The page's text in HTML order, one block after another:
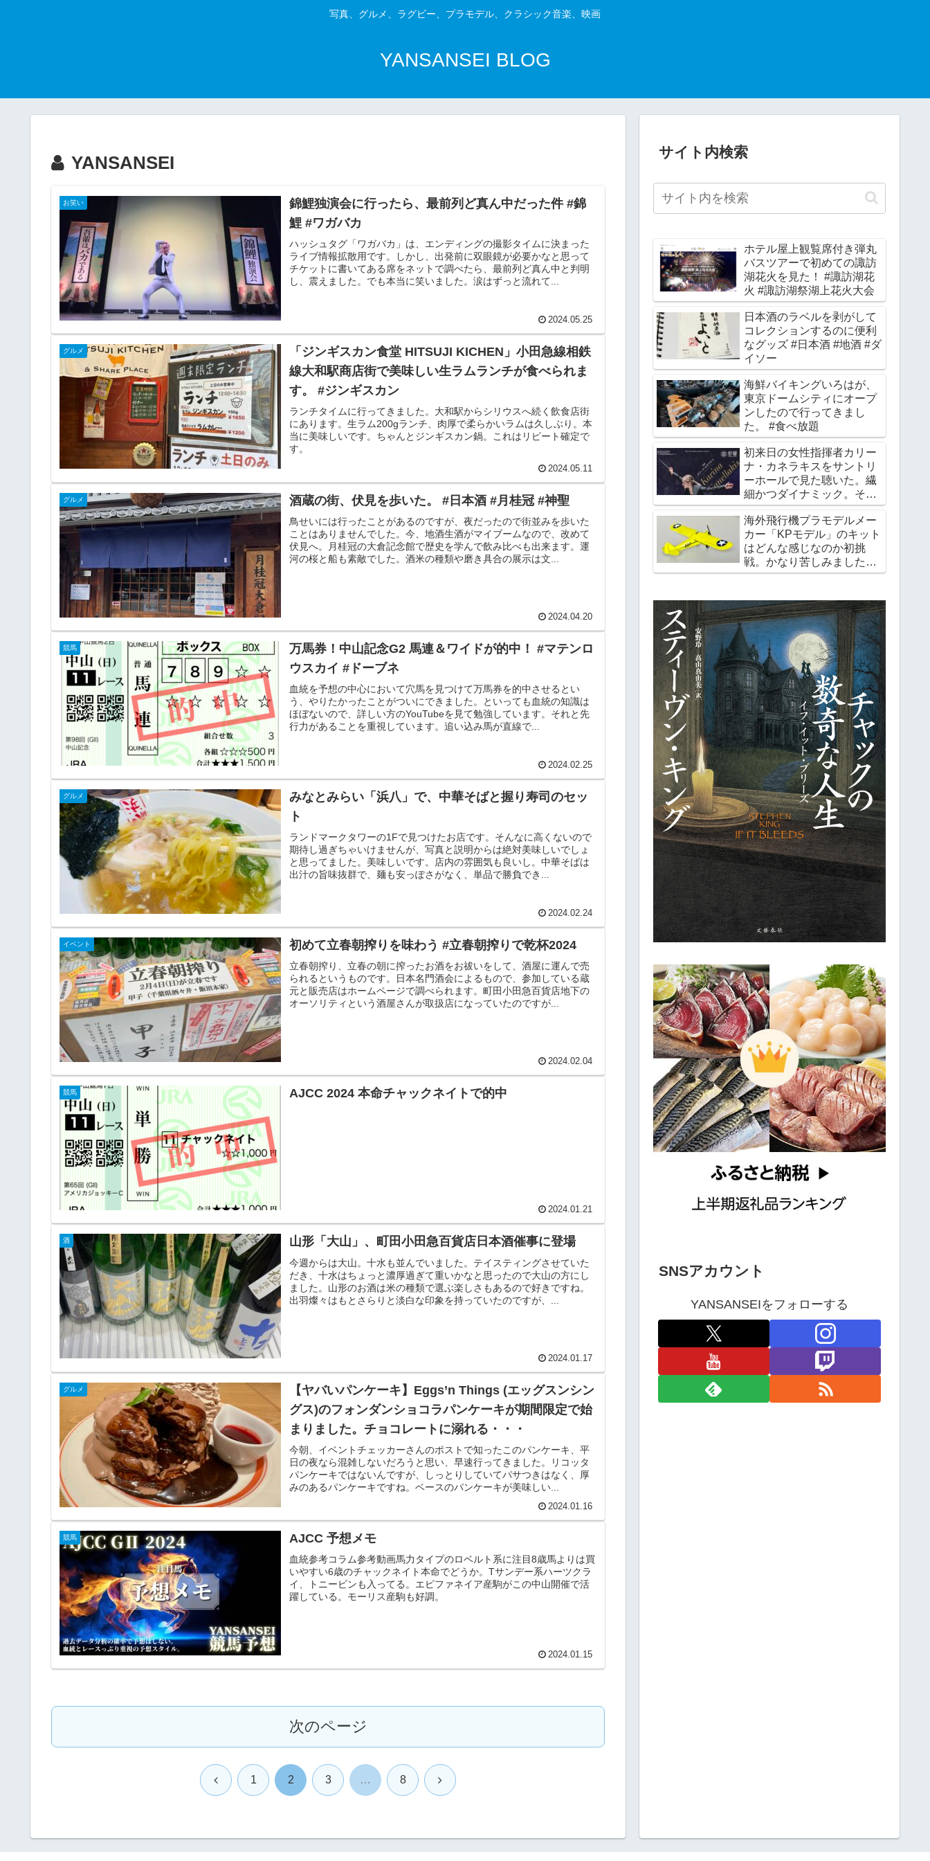
写真、グルメ、ラグビー、プラモデル、クラシック音楽、映画
YANSANSEI BLOG
YANSANSEI
お笑い
錦鯉独演会に行ったら、最前列ど真ん中だった件 #錦
鯉 #ワガバカ
ハッシュタグ「ワガバカ」は、エンディングの撮影タイムに決まった
ライブ情報拡散用です。しかし、出発前に双眼鏡が必要かなと思って
チケットに書いてある席をネットで調べたら、最前列ど真ん中と判明
し、震えました。でも本当に笑いました。涙はずっと流れて...
2024.05.25
グルメ
「ジンギスカン食堂 HITSUJI KICHEN」小田急線相鉄
線大和駅商店街で美味しい生ラムランチが食べられま
す。 #ジンギスカン
ランチタイムに行ってきました。大和駅からシリウスへ続く飲食店街
にあります。生ラム200gランチ、肉厚で柔らかいラムは久しぶり。本
当に美味しいです。ちゃんとジンギスカン鍋。これはリピート確定で
す。
2024.05.11
グルメ 酒蔵の街、伏見を歩いた。 #日本酒 #月桂冠 #神聖
鳥せいには行ったことがあるのですが、夜だったので街並みを歩いた
ことはありませんでした。今、地酒生酒がマイブームなので、改めて
伏見へ。月桂冠の大倉記念館で歴史を学んで飲み比べも出来ます。運
河の桜と船も素敵でした。酒米の種類や磨き具合の展示は文...
2024.04.20
競馬
万馬券！中山記念G2 馬連＆ワイドが的中！ #マテンロ
ウスカイ #ドーブネ
血統を予想の中心において穴馬を見つけて万馬券を的中させるとい
う、やりたかったことがついにできました。といっても血統の知識は
ほぼないので、詳しい方のYouTubeを見て勉強しています。それと先
行力があることを重視しています。追い込み馬が直線で...
2024.02.25
グルメ
みなとみらい「浜八」で、中華そばと握り寿司のセッ
ト
ランドマークタワーの1Fで見つけたお店です。そんなに高くないので
期待し過ぎちゃいけませんが、写真と説明からは絶対美味しいでしょ
と思ってました。美味しいです。店内の雰囲気も良いし。中華そばは
出汁の旨味抜群で、麺も安っぽさがなく、単品で勝負でき...
2024.02.24
イベント 初めて立春朝搾りを味わう #立春朝搾りで乾杯2024
立春朝搾り、立春の朝に搾ったお酒をお祓いをして、酒屋に運んで売
られるというものです。日本名門酒会によるもので、参加している蔵
元と販売店はホームページで調べられます。町田小田急百貨店地下の
オーソリティという酒屋さんが取扱店になっていたのですが...
2024.02.04
競馬 AJCC 2024 本命チャックネイトで的中
2024.01.21
酒 山形「大山」、町田小田急百貨店日本酒催事に登場
今週からは大山。十水も並んでいました。テイスティングさせていた
だき、十水はちょっと濃厚過ぎて重いかなと思ったので大山の方にし
ました。山形のお酒は米の種類で選ぶ楽しさもあるので好きですね。
出羽燦々はもとさらりと淡白な印象を持っていたのですが、...
2024.01.17
グルメ
【ヤバいパンケーキ】Eggs’n Things (エッグスンシン
グス)のフォンダンショコラパンケーキが期間限定で始
まりました。チョコレートに溺れる・・・
今朝、イベントチェッカーさんのポストで知ったこのパンケーキ、平
日の夜なら混雑しないだろうと思い、早速行ってきました。リコッタ
パンケーキではないんですが、しっとりしていてパサつきはなく、厚
みのあるパンケーキですね。ベースのパンケーキが美味しい...
2024.01.16
競馬 AJCC 予想メモ
血統参考コラム参考動画馬力タイプのロベルト系に注目8歳馬よりは買
いやすい6歳のチャックネイト本命でどうか。Tサンデー系ハーツクラ
イ、トニービンも入ってる。エピファネイア産駒がこの中山開催で活
躍している。モーリス産駒も好調。
2024.01.15
次のページ
前 1 2 3 … 8 次
サイト内検索
ホテル屋上観覧席付き弾丸
バスツアーで初めての諏訪
湖花火を見た！ #諏訪湖花
火 #諏訪湖祭湖上花火大会
日本酒のラベルを剥がして
コレクションするのに便利
なグッズ #日本酒 #地酒 #ダ
イソー
海鮮バイキングいろはが、
東京ドームシティにオープ
ンしたので行ってきまし
た。 #食べ放題
初来日の女性指揮者カリー
ナ・カネラキスをサントリ
ーホールで見た聴いた。繊
細かつダイナミック。そし
て超美人。 #カリーナ・カ
ネラキス #都響
#karinacanellakis
海外飛行機プラモデルメー
カー「KPモデル」のキット
はどんな感じなのか初挑
戦。かなり苦しみました。
#プラモデル #チェコ
SNSアカウント
YANSANSEIをフォローする